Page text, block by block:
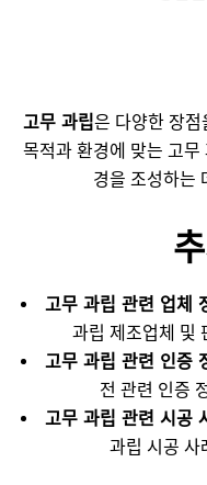
고무 과립은 다양한 장점
목적과 환경에 맞는 고
경을 조성하는
고무 과립 관련 업체
과립 제조업체 및
고무 과립 관련 인증
전 관련 인증
고무 과립 관련 시공
과립 시공 사